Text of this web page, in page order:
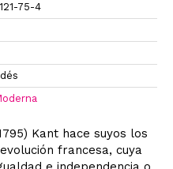
75-4
Kant hace suyos los
francesa, cuya